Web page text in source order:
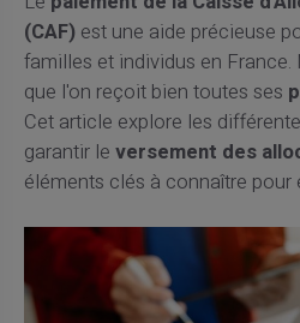
(CAF)est une aide précieuse
familles et individus en
que l'on reçoit bien toutes ses
Cet article explore les
garantir le versement des
éléments clés à connaître pour